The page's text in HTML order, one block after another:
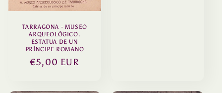
TARRAGONA - MUSEO
ARQUEOLÓGICO.
ESTATUA DE UN
PRÍNCIPE ROMANO
Precio
€5,00 EUR